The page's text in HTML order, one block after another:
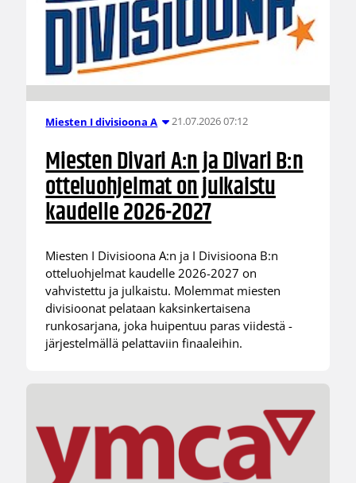
Miesten I divisioona A 21.07.2026 07:12
Miesten Divari A:n ja Divari B:n
otteluohjelmat on julkaistu
kaudelle 2026-2027
Miesten I Divisioona A:n ja I Divisioona B:n
otteluohjelmat kaudelle 2026-2027 on
vahvistettu ja julkaistu. Molemmat miesten
divisioonat pelataan kaksinkertaisena
runkosarjana, joka huipentuu paras viidestä -
järjestelmällä pelattaviin finaaleihin.